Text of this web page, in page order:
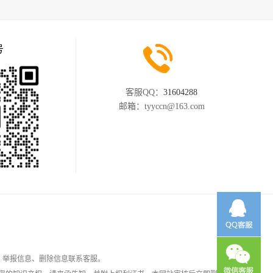
客服QQ： 31604288
邮箱： tyyccn@163.com
报信息、删除信息联系客服。